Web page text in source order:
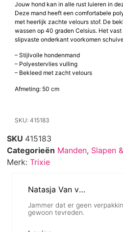
Jouw hond kan in alle rust luieren in
Deze mand heeft een comfortabele
met heerlijk zachte velours stof. De
wassen op 40 graden Celsius. Het
slipvaste onderkant voorkomen
– Stijlvolle hondenmand
– Polyestervlies vulling
– Bekleed met zacht velours
Afmeting: 50 cm
SKU: 415183
SKU 415183
Categorieën Manden, Slapen
Merk: Trixie